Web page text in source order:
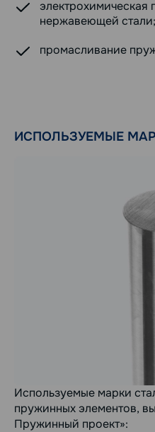
нержавеющей стали;
промасливание
ИСПОЛЬЗУЕМЫЕ
Используемые марки
пружинных элементов,
Пружинный проект»: